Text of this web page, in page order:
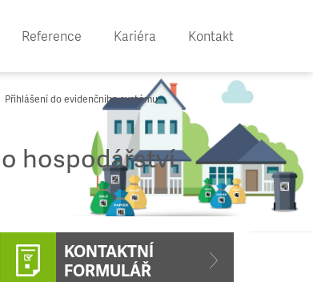
Reference Kariéra Kontakt
Přihlášení do evidenčního systému
hospodářství
KONTAKTNÍ
FORMULÁŘ